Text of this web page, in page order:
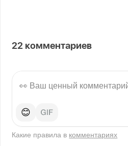
22 комментариев
😊
Какие правила в комментариях